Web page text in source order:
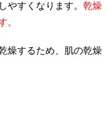
やすくなります。 乾燥
。
燥するため、肌の乾燥